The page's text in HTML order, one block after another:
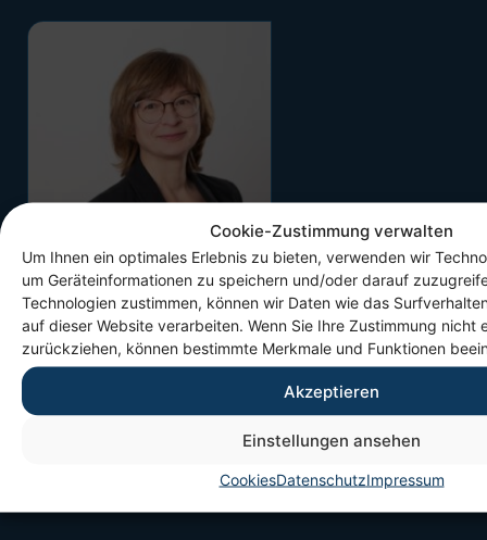
Cookie-Zustimmung verwalten
Um Ihnen ein optimales Erlebnis zu bieten, verwenden wir
um Geräteinformationen zu speichern und/oder darauf
Technologien zustimmen, können wir Daten wie das
auf dieser Website verarbeiten. Wenn Sie Ihre Zustimmung nicht
zurückziehen, können bestimmte Merkmale und Funktionen
Akzeptieren
Einstellungen ansehen
CookiesDatenschutzImpressum
Ihre Ansprechpartnerin